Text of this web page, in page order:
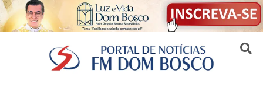
Sair da versão mobile